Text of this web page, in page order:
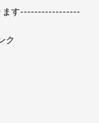
ます-----------------
ク